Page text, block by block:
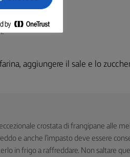
aggiungere il sale e lo
crostata di frangipane alle
e anche l’impasto deve essere
in frigo a raffreddare. Non saltare